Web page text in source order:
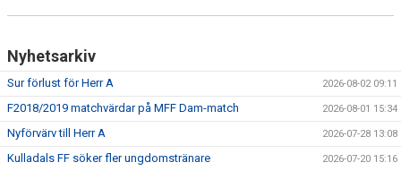
MEDLEM INTRESSEANMÄLAN
Nyhetsarkiv
Sur förlust för Herr A 2026-08-02 09:11
F2018/2019 matchvärdar på MFF Dam-match 2026-08-01 15:34
Nyförvärv till Herr A 2026-07-28 13:08
Kulladals FF söker fler ungdomstränare 2026-07-20 15:16